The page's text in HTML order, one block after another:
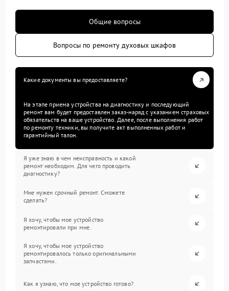
Общие вопросы
Вопросы по ремонту духовых шкафов
Какие документы вы предоставляете?
На этапе приема устройства на диагностику и последующий
ремонт вам будет предоставлен заказ-наряд с указанием страховых
обязательств на ваше устройство. Далее, после выполнения работ
по ремонту техники, вы получите акт выполненных работ и
гарантийный талон.
Я уже знаю в чем неисправность и какой
ремонт необходим. Для чего проводить
диагностику?
Мне нужен срочный ремонт. Сможете
сделать?
Я хочу, чтобы мое устройство
ремонтировали при мне.
Я хочу, чтобы мое устройство
ремонтировалось только оригинальными
запчастями.
Как я узнаю, что мое устройство готово?